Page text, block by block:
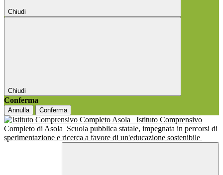
Chiudi
Chiudi
Conferma
Annulla Conferma
Istituto Comprensivo
Completo di Asola Scuola pubblica statale, impegnata in percorsi di
sperimentazione e ricerca a favore di un'educazione sostenibile